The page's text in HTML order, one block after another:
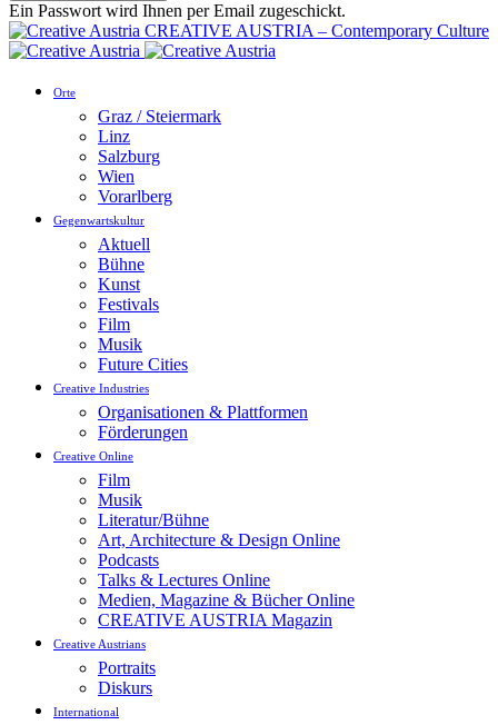
Ein Passwort wird Ihnen per Email zugeschickt.
CREATIVE AUSTRIA – Contemporary Culture
Orte
Graz / Steiermark
Linz
Salzburg
Wien
Vorarlberg
Gegenwartskultur
Aktuell
Bühne
Kunst
Festivals
Film
Musik
Future Cities
Creative Industries
Organisationen & Plattformen
Förderungen
Creative Online
Film
Musik
Literatur/Bühne
Art, Architecture & Design Online
Podcasts
Talks & Lectures Online
Medien, Magazine & Bücher Online
CREATIVE AUSTRIA Magazin
Creative Austrians
Portraits
Diskurs
International